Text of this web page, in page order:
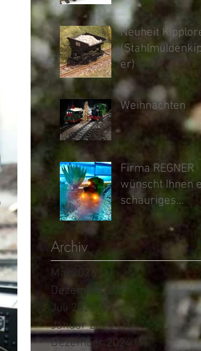
12)
Neuheit
er)
Weihnachten
Firma REGNER
wünscht Ihnen
schauriges
Halloween und
einen schönen
Feiertag
Archiv
Mai 2026 (1) 1 Beitrag
Dezember 2025 (1) 1 Beitrag
Juli 2025 (1) 1 Beitrag
Januar 2025 (1)1 Beitrag
Dezember 2024 (1) 1 Beitrag